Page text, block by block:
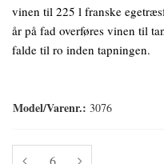
vinen til 225 l franske
år på fad overføres vinen til
falde til ro inden tapningen.
Model/Varenr.: 3076